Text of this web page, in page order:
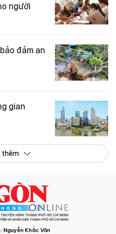
người
đảm an
gian
thêm
Nguyễn Khắc Văn